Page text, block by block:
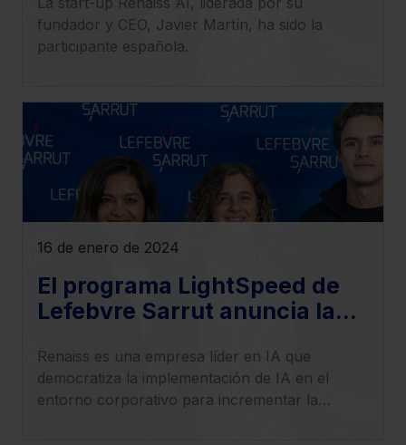
Sarrut presentan sus
resultados
fundador y CEO, Javier Martín, ha sido la
participante española.
16 de enero de 2024
El programa LightSpeed de
Lefebvre Sarrut anuncia la
startups en 2024
Renaiss es una empresa líder en IA que
democratiza la implementación de IA en el
entorno corporativo para incrementar la